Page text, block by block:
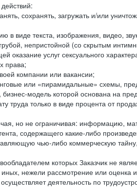
сохранять, загружать и/или
виде текста, изображения, видео,
непристойной (со скрытым
оказание услуг сексуального
права;
компании или вакансии;
или «пирамидальные» схемы,
модель которой основана на
только в виде процента от
но не ограничивая: информацию,
содержащего какие-либо
чью-либо коммерческую тайну,
которых Заказчик не
нежели рассмотрение или оценка
деятельность по